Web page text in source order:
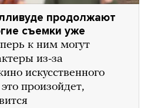
продолжают
съемки уже
к ним могут
из-за
искусственного
произойдет,